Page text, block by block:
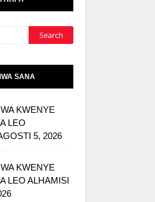
SANA
KWENYE
LEO
5, 2026
KWENYE
LEO ALHAMISI